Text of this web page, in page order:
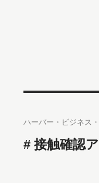
ハーバー・ビジネス
接触確認